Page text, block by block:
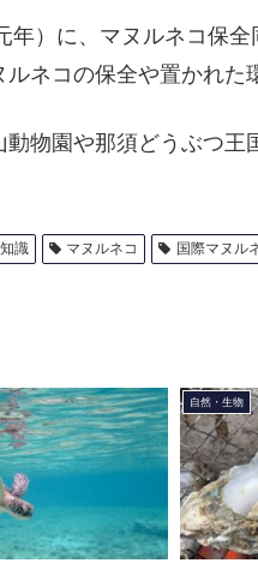
年）に、マヌルネコ保
ルネコの保全や置かれた
動物園や那須どうぶつ王
知識 マヌルネコ 国際マヌル
自然・生物